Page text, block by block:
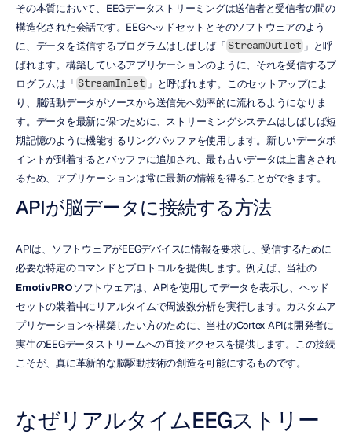
その本質において、EEGデータストリーミングは送信者と受信者の間の
構造化された会話です。EEGヘッドセットとそのソフトウェアのよう
に、データを送信するプログラムはしばしば「 StreamOutlet 」と呼
ばれます。構築しているアプリケーションのように、それを受信するプ
ログラムは「 StreamInlet 」と呼ばれます。このセットアップによ
り、脳活動データがソースから送信先へ効率的に流れるようになりま
す。データを最新に保つために、ストリーミングシステムはしばしば短
期記憶のように機能するリングバッファを使用します。新しいデータポ
イントが到着するとバッファに追加され、最も古いデータは上書きされ
るため、アプリケーションは常に最新の情報を得ることができます。
APIが脳データに接続する方法
APIは、ソフトウェアがEEGデバイスに情報を要求し、受信するために
必要な特定のコマンドとプロトコルを提供します。例えば、当社の
EmotivPROソフトウェアは、APIを使用してデータを表示し、ヘッド
セットの装着中にリアルタイムで周波数分析を実行します。カスタムア
プリケーションを構築したい方のために、当社のCortex APIは開発者に
実生のEEGデータストリームへの直接アクセスを提供します。この接続
こそが、真に革新的な脳駆動技術の創造を可能にするものです。
なぜリアルタイムEEGストリー